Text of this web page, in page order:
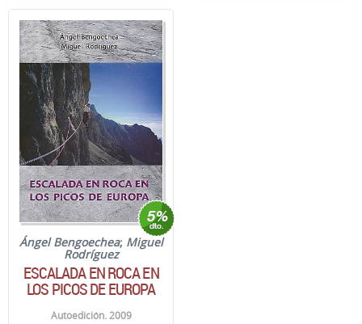
Ángel Bengoechea; Miguel
Rodríguez
ESCALADA EN ROCA EN
LOS PICOS DE EUROPA
Autoedición. 2009